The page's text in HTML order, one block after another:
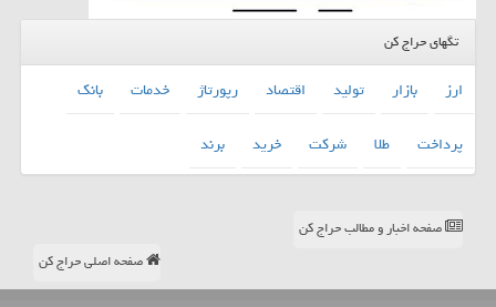
تگهای حراج کن
ارز بازار تولید اقتصاد رپورتاژ خدمات
بانك
پرداخت
طلا شركت خرید برند
صفحه اخبار و مطالب حراج کن
صفحه اصلی حراج کن